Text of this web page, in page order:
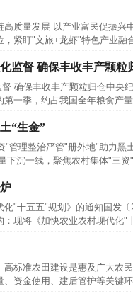
质量发展 以产业富民促振兴
紧盯"文旅+龙虾"特色产业融
监督 确保丰收丰产颗粒
督 确保丰收丰产颗粒归仓中
一季，约占我国全年粮食产
“生金”
"管理整治严管"册外地"助力黑
沉一线，聚焦农村集体"三资
化"十五五"规划》的通知国发
现将《加快农业农村现代化"
农田建设是惠及广大农民
资金使用、建后管护等关键
谢